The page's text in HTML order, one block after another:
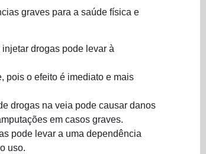
graves para a saúde física e
drogas pode levar à
pois o efeito é imediato e mais
drogas na veia pode causar danos
em casos graves.
pode levar a uma dependência
uso.